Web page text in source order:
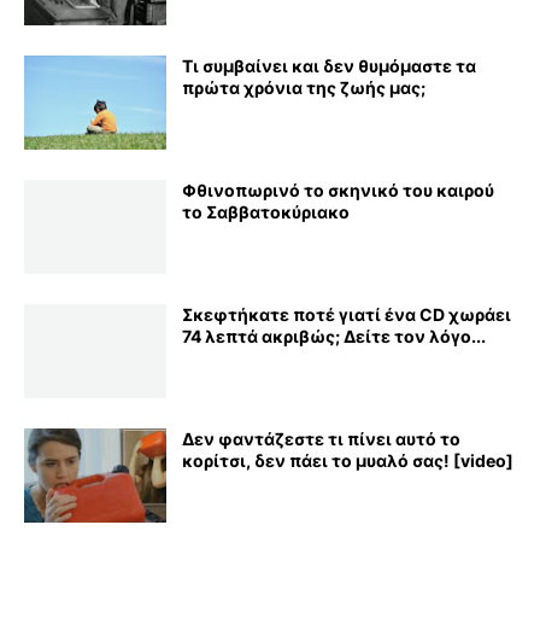
Τι συμβαίνει και δεν θυμόμαστε τα
πρώτα χρόνια της ζωής μας;
Φθινοπωρινό το σκηνικό του καιρού
το Σαββατοκύριακο
Σκεφτήκατε ποτέ γιατί ένα CD χωράει
74 λεπτά ακριβώς; Δείτε τον λόγο...
Δεν φαντάζεστε τι πίνει αυτό το
κορίτσι, δεν πάει το μυαλό σας! [video]